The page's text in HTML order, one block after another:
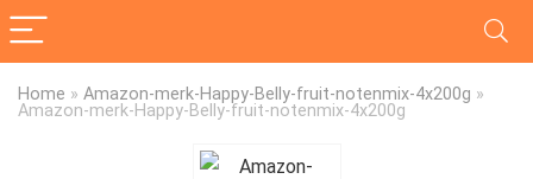
Home » Amazon-merk-Happy-Belly-fruit-notenmix-4x200g »
Amazon-merk-Happy-Belly-fruit-notenmix-4x200g